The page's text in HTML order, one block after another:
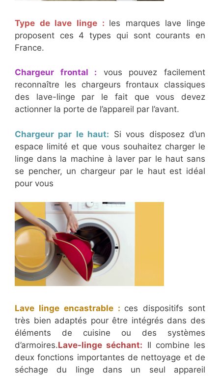
Type de lave linge : les marques lave linge
proposent ces 4 types qui sont courants en
France.
Chargeur frontal : vous pouvez facilement
reconnaître les chargeurs frontaux classiques
des lave-linge par le fait que vous devez
actionner la porte de l’appareil par l’avant.
Chargeur par le haut: Si vous disposez d’un
espace limité et que vous souhaitez charger le
linge dans la machine à laver par le haut sans
se pencher, un chargeur par le haut est idéal
pour vous
Lave linge encastrable : ces dispositifs sont
très bien adaptés pour être intégrés dans des
éléments de cuisine ou des systèmes
d’armoires.Lave-linge séchant: Il combine les
deux fonctions importantes de nettoyage et de
séchage du linge dans un seul appareil